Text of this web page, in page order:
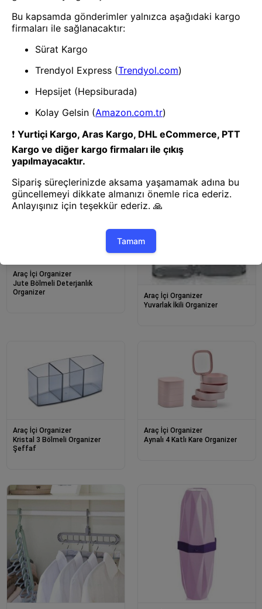
Araç İçi Organizer
Askılı Organizer-17426
Araç İçi Organizer
Papatya Organizer
Araç İçi Organizer
Jute Bölmeli Deterjanlık
Organizer
Araç İçi Organizer
Yuvarlak İkili Organizer
Araç İçi Organizer
Kristal 3 Bölmeli Organizer
Şeffaf
Araç İçi Organizer
Aynalı 4 Katlı Kare Organizer